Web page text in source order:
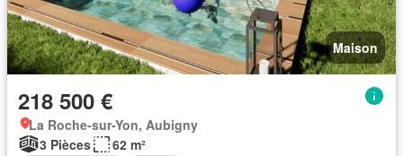
Maison
218 500 €
La Roche-sur-Yon, Aubigny
3 Pièces
62 m²